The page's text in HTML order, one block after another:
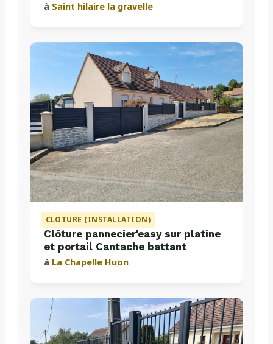
à Saint hilaire la gravelle
CLOTURE (INSTALLATION)
Clôture pannecier'easy sur platine
et portail Cantache battant
à La Chapelle Huon